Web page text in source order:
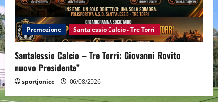
Promozione Santalessio Calcio - Tre Torri
Santalessio Calcio – Tre Torri: Giovanni Rovito
nuovo Presidente”
sportjonico 06/08/2026